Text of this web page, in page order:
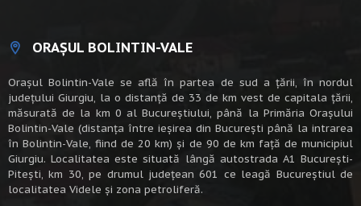
ORAȘUL BOLINTIN-VALE
Oraşul Bolintin-Vale se află în partea de sud a ţării, în nordul
judeţului Giurgiu, la o distanţă de 33 de km vest de capitala țării,
măsurată de la km 0 al Bucureștiului, până la Primăria Orașului
Bolintin-Vale (distanța între ieșirea din București până la intrarea
în Bolintin-Vale, fiind de 20 km) şi de 90 de km faţă de municipiul
Giurgiu. Localitatea este situată lângă autostrada A1 Bucureşti-
Piteşti, km 30, pe drumul judeţean 601 ce leagă Bucureştiul de
localitatea Videle şi zona petroliferă.